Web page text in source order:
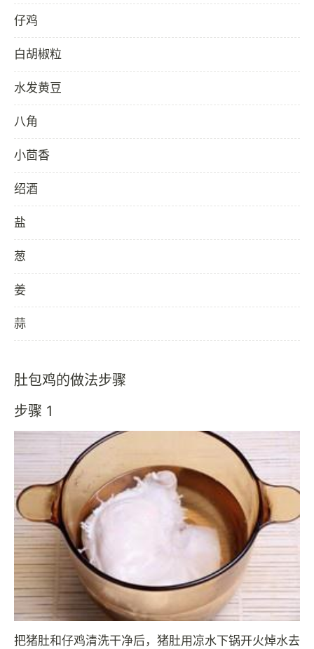
仔鸡
白胡椒粒
水发黄豆
八角
小茴香
绍酒
盐
葱
姜
蒜
肚包鸡的做法步骤
步骤 1
把猪肚和仔鸡清洗干净后，猪肚用凉水下锅开火焯水去